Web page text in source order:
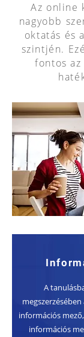
Az online
nagyobb
oktatás és
szintjén.
fontos
A
információs
információs